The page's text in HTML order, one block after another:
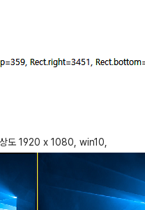
도 1920 x 1080, win10,